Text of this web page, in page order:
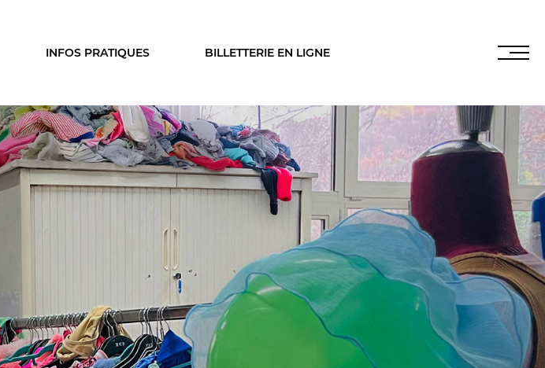
INFOS PRATIQUES BILLETTERIE EN LIGNE
LE PUBLIC
VOUS ÊTES...
Entre amis, entre collègues
Acteur des secteurs social,
médical et judiciaire
INFOS PRATIQUES
NOS SALLES
LES FRANCISCAINS